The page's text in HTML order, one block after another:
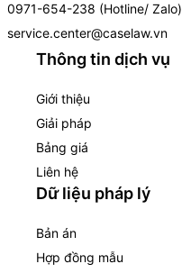
0971-654-238 (Hotline/ Zalo)
service.center@caselaw.vn
Thông tin dịch vụ
Giới thiệu
Giải pháp
Bảng giá
Liên hệ
Dữ liệu pháp lý
Bản án
Hợp đồng mẫu